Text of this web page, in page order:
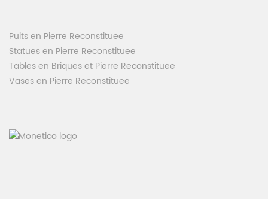
Puits en Pierre Reconstituee
Statues en Pierre Reconstituee
Tables en Briques et Pierre Reconstituee
Vases en Pierre Reconstituee